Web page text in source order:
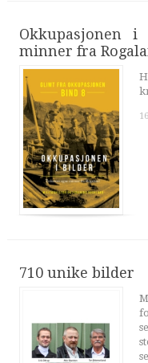
Okkupasjonen
minner fra
710 unike bilder